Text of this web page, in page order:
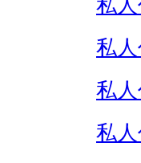
私
私
私
私